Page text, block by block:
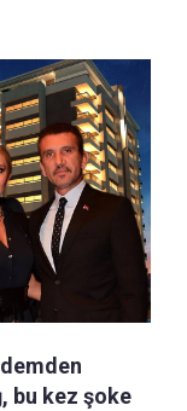
bu kez şoke